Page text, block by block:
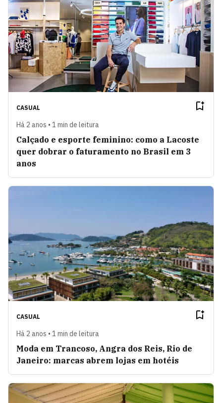
CASUAL
Há 2 anos • 1 min de leitura
Calçado e esporte feminino: como a Lacoste
quer dobrar o faturamento no Brasil em 3
anos
CASUAL
Há 2 anos • 1 min de leitura
Moda em Trancoso, Angra dos Reis, Rio de
Janeiro: marcas abrem lojas em hotéis